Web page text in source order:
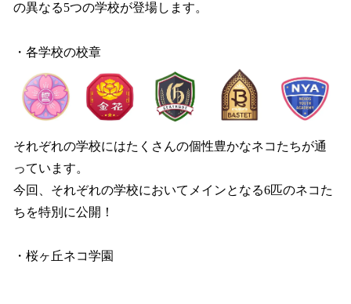
の異なる5つの学校が登場します。
・各学校の校章
それぞれの学校にはたくさんの個性豊かなネコたちが通
っています。
今回、それぞれの学校においてメインとなる6匹のネコた
ちを特別に公開！
・桜ヶ丘ネコ学園